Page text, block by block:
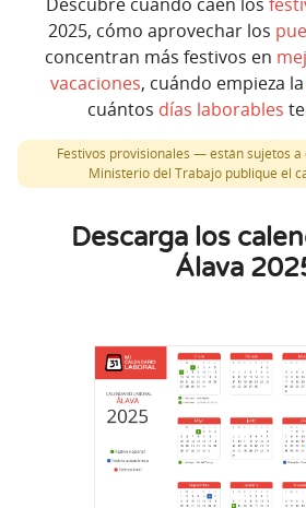
2025, cómo aprovechar los
concentran más festivos en
vacaciones, cuándo empieza la
cuántos días laborables
Festivos provisionales — están sujetos a
Ministerio del Trabajo publique el
Descarga los
Álava